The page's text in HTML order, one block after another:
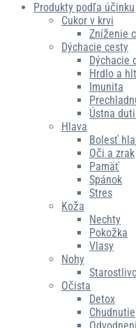
Produkty podľa účinku
Cukor v krvi
Zníženie
Dýchacie cesty
Dýchacie
Hrdlo a
Imunita
Ústna
Hlava
Bolesť
Oči a zrak
Pamäť
Spánok
Stres
Koža
Nechty
Pokožka
Vlasy
Nohy
Očista
Detox
Chudnutie